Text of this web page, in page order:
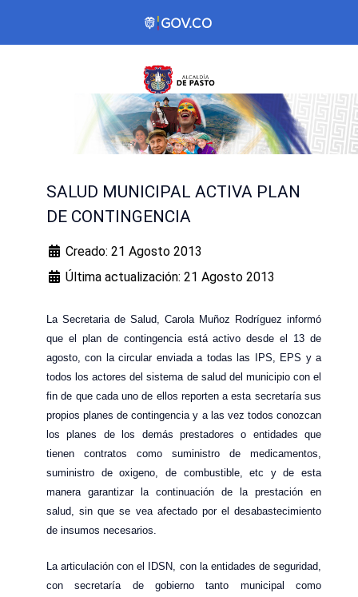
SALUD MUNICIPAL ACTIVA PLAN
DE CONTINGENCIA
Creado: 21 Agosto 2013
Última actualización: 21 Agosto 2013
La Secretaria de Salud, Carola Muñoz Rodríguez informó
que el plan de contingencia está activo desde el 13 de
agosto, con la circular enviada a todas las IPS, EPS y a
todos los actores del sistema de salud del municipio con el
fin de que cada uno de ellos reporten a esta secretaría sus
propios planes de contingencia y a las vez todos conozcan
los planes de los demás prestadores o entidades que
tienen contratos como suministro de medicamentos,
suministro de oxigeno, de combustible, etc y de esta
manera garantizar la continuación de la prestación en
salud, sin que se vea afectado por el desabastecimiento
de insumos necesarios.
La articulación con el IDSN, con la entidades de seguridad,
con secretaría de gobierno tanto municipal como